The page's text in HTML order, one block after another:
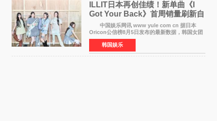
ILLIT日本再创佳绩！新单曲《I
Got Your Back》首周销量刷新自
身纪录
中国娱乐网讯 www yule com cn 据日本
Oricon公信榜8月5日发布的最新数据，韩国女团
ILLIT在日本发行的第二张单曲《I Got Your
Back》首周销量达到71,009张，成功跻身最新一
期周单曲排行
韩国娱乐